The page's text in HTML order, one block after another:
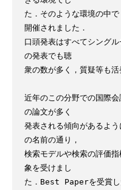
た．そのような環境の中
開催されました．
口頭発表はすべてシング
の発表でも聴
衆の数が多く，質疑等も活
近年のこの分野での国際
の論文が多く
発表される傾向があるよ
の名前の通り，
検索モデルや検索の評価
象を受けまし
た．Best Paperを受